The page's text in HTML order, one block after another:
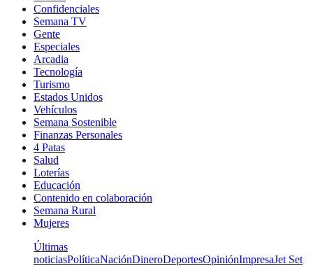
Confidenciales
Semana TV
Gente
Especiales
Arcadia
Tecnología
Turismo
Estados Unidos
Vehículos
Semana Sostenible
Finanzas Personales
4 Patas
Salud
Loterías
Educación
Contenido en colaboración
Semana Rural
Mujeres
Últimas
noticiasPolíticaNaciónDineroDeportesOpiniónImpresaJet Set